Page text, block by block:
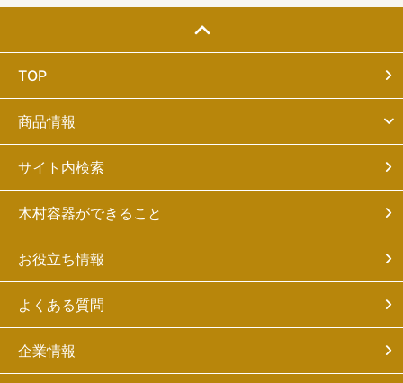
TOP
商品情報
サイト内検索
木村容器ができること
お役立ち情報
よくある質問
企業情報